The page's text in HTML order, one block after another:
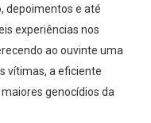
depoimentos e até
experiências nos
ao ouvinte uma
vítimas, a eficiente
genocídios da